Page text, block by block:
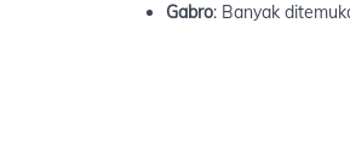
Gabro: Banyak